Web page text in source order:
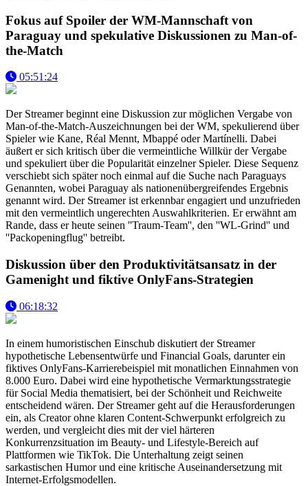
Fokus auf Spoiler der WM-Mannschaft von
Paraguay und spekulative Diskussionen zu Man-of-
the-Match
05:51:24
Der Streamer beginnt eine Diskussion zur möglichen Vergabe von
Man-of-the-Match-Auszeichnungen bei der WM, spekulierend über
Spieler wie Kane, Réal Mennt, Mbappé oder Martínelli. Dabei
äußert er sich kritisch über die vermeintliche Willkür der Vergabe
und spekuliert über die Popularität einzelner Spieler. Diese Sequenz
verschiebt sich später noch einmal auf die Suche nach Paraguays
Genannten, wobei Paraguay als nationenübergreifendes Ergebnis
genannt wird. Der Streamer ist erkennbar engagiert und unzufrieden
mit den vermeintlich ungerechten Auswahlkriterien. Er erwähnt am
Rande, dass er heute seinen ''Traum-Team'', den ''WL-Grind'' und
''Packopeningflug'' betreibt.
Diskussion über den Produktivitätsansatz in der
Gamenight und fiktive OnlyFans-Strategien
06:18:32
In einem humoristischen Einschub diskutiert der Streamer
hypothetische Lebensentwürfe und Financial Goals, darunter ein
fiktives OnlyFans-Karrierebeispiel mit monatlichen Einnahmen von
8.000 Euro. Dabei wird eine hypothetische Vermarktungsstrategie
für Social Media thematisiert, bei der Schönheit und Reichweite
entscheidend wären. Der Streamer geht auf die Herausforderungen
ein, als Creator ohne klaren Content-Schwerpunkt erfolgreich zu
werden, und vergleicht dies mit der viel härteren
Konkurrenzsituation im Beauty- und Lifestyle-Bereich auf
Plattformen wie TikTok. Die Unterhaltung zeigt seinen
sarkastischen Humor und eine kritische Auseinandersetzung mit
Internet-Erfolgsmodellen.